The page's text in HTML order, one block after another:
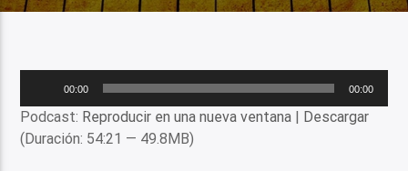
audio
00:00 00:00
Podcast: Reproducir en una nueva ventana | Descargar
(Duración: 54:21 — 49.8MB)